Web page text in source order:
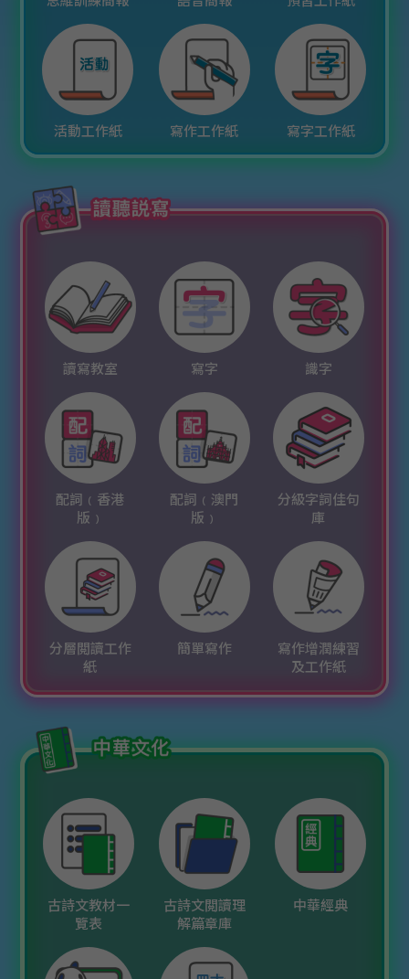
活動工作紙 寫作工作紙 寫字工作紙
讀寫教室 寫字 識字
配詞﹙香港
版﹚
配詞﹙澳門
版﹚
分級字詞佳句
庫
分層閲讀工作
紙
簡單寫作
寫作增潤練習
及工作紙
古詩文教材一
覽表
古詩文閲讀理
解篇章庫
中華經典